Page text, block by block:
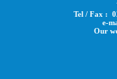
Tel / Fax :
e-
Our